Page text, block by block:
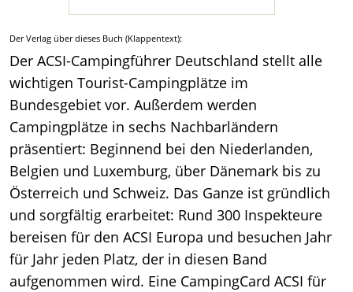
Der Verlag über dieses Buch (Klappentext):
Der ACSI-Campingführer Deutschland stellt alle
wichtigen Tourist-Campingplätze im
Bundesgebiet vor. Außerdem werden
Campingplätze in sechs Nachbarländern
präsentiert: Beginnend bei den Niederlanden,
Belgien und Luxemburg, über Dänemark bis zu
Österreich und Schweiz. Das Ganze ist gründlich
und sorgfältig erarbeitet: Rund 300 Inspekteure
bereisen für den ACSI Europa und besuchen Jahr
für Jahr jeden Platz, der in diesen Band
aufgenommen wird. Eine CampingCard ACSI für